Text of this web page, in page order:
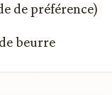
de préférence)
beurre